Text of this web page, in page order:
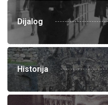
Dijalog
Historija